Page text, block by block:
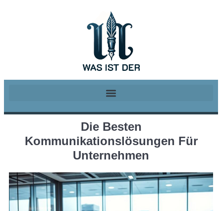
Die Besten
Kommunikationslösungen Für
Unternehmen